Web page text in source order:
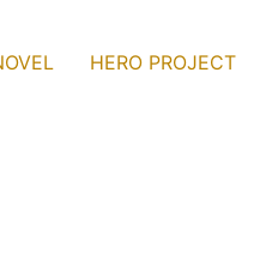
HERO PROJECT